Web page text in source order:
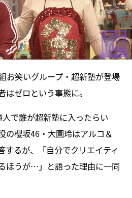
お笑いグループ・超新塾が登場
ゼロという事態に。
で誰が超新塾に入ったらい
の櫻坂46・大園玲はアルコ＆
するが、「自分でクリエイティ
ほうが…」と語った理由に一同